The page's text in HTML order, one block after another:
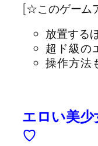
[☆このゲーム
放置する
超ド級の
操作方法
エロい美
♡